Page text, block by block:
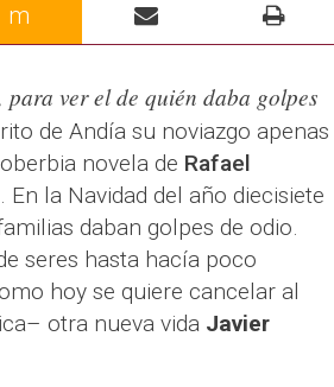
m
ver el de quién daba golpes
de Andía su noviazgo apenas
novela de Rafael
. En la Navidad del año diecisiete
daban golpes de odio.
seres hasta hacía poco
hoy se quiere cancelar al
otra nueva vida Javier